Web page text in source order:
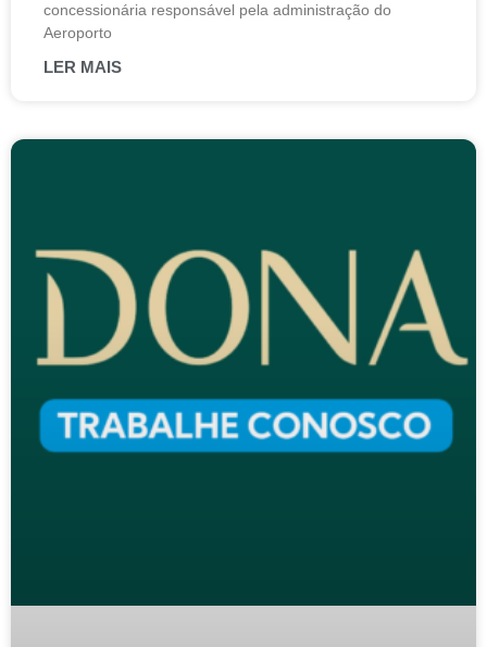
concessionária responsável pela administração do
Aeroporto
LER MAIS